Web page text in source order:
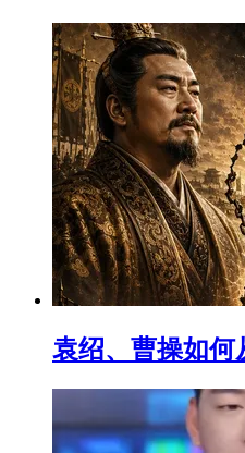
袁绍、曹操如何